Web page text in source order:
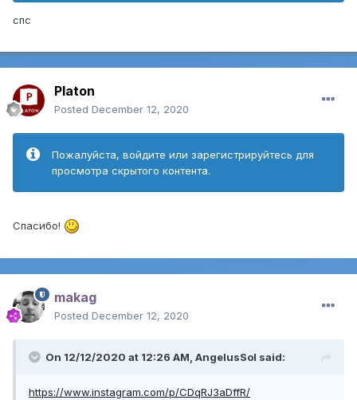
спс
Platon
Posted December 12, 2020
Пожалуйста, войдите или зарегистрируйтесь для
просмотра скрытого контента.
Спасибо!
makag
Posted December 12, 2020
On 12/12/2020 at 12:26 AM, AngelusSol said:
https://www.instagram.com/p/CDqRJ3aDffR/